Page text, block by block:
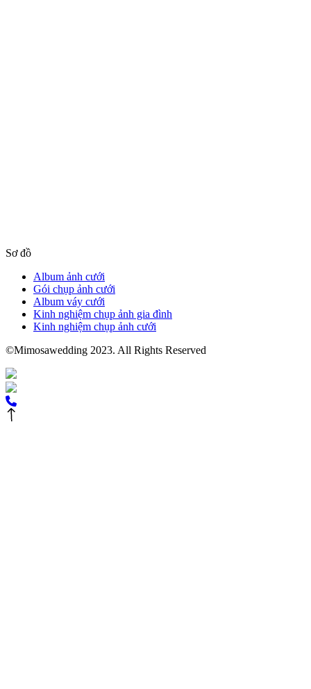
Sơ đồ
Album ảnh cưới
Gói chụp ảnh cưới
Album váy cưới
Kinh nghiệm chụp ảnh gia đình
Kinh nghiệm chụp ảnh cưới
©Mimosawedding 2023. All Rights Reserved